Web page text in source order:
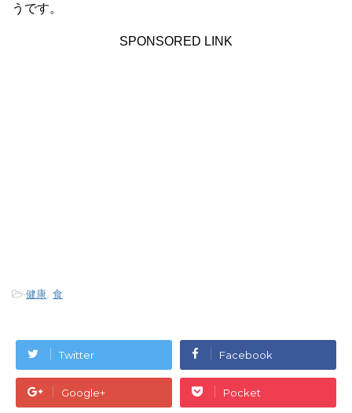
うです。
SPONSORED LINK
-健康, 食
Twitter Facebook
Google+ Pocket